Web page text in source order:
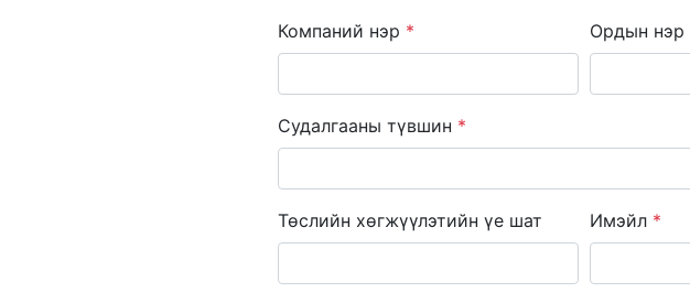
Компаний нэр * Ордын нэр
Судалгааны түвшин *
Төслийн хөгжүүлэтийн үе шат Имэйл *